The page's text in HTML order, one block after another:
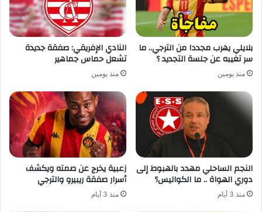
بلايلي يهرب مجددا من الترجي.. ما
سر تغيبه عن جلسة التجديد ؟
منذ يومين
النادي الإفريقي: صفقة جديدة
تشعل حماس جماهير
منذ يومين
النجم الساحلي مهدد بالهبوط إلى
دوري الهواة .. ما الكواليس؟
منذ 3 أيام
زعبية يخرج عن صمته ويكشف
أسرار صفقة ريبيرو والترجي
منذ 3 أيام